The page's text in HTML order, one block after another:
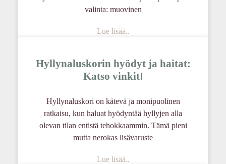
valinta: muovinen
Lue lisää..
Hyllynaluskorin hyödyt ja haitat:
Katso vinkit!
Hyllynaluskori on kätevä ja monipuolinen
ratkaisu, kun haluat hyödyntää hyllyjen alla
olevan tilan entistä tehokkaammin. Tämä pieni
mutta nerokas lisävaruste
Lue lisää..